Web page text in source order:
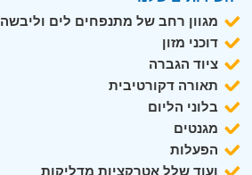
מגוון רחב של מתנפחים לים וליבשה
דוכני מזון
ציוד הגברה
תאורה דקורטיבית
בלוני הליום
מגנטים
הפעלות
ועוד שלל אטרקציות מדליקות